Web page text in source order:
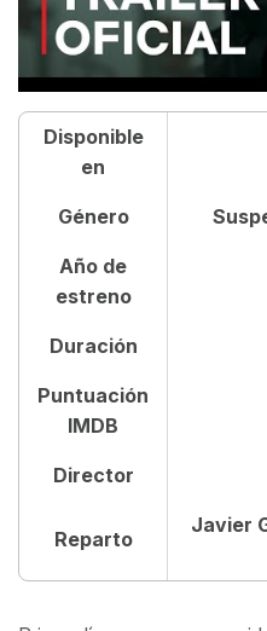
In Time
Plan Oculto
Match Point
Los Archivos del
Disponible
en
Género
Año de
estreno
Duración
Puntuación
IMDB
Director
Reparto
Javier